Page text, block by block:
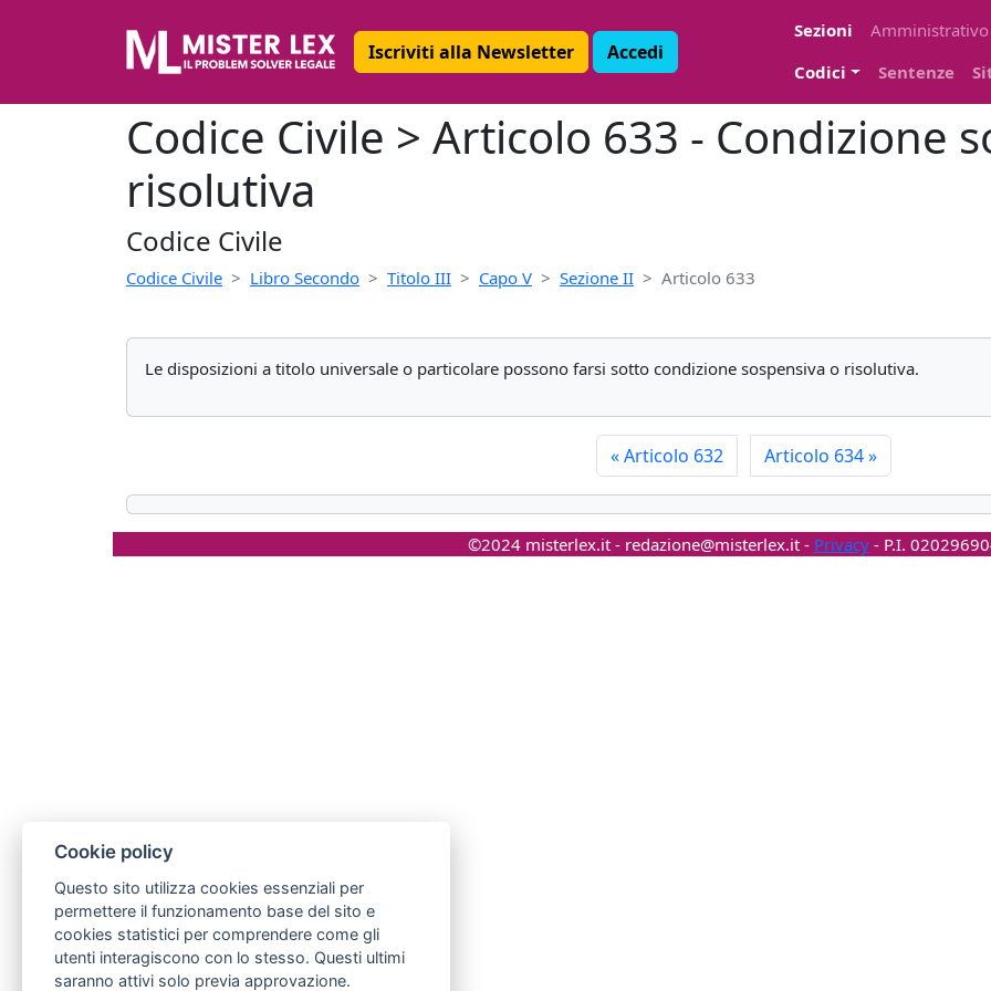
Iscriviti alla Newsletter Accedi
Sezioni
Amministrativo
Codici
Sentenze
Codice Civile > Articolo 633 - Condizione
risolutiva
Codice Civile
Codice Civile Libro Secondo Titolo III Capo V Sezione II Articolo 633
Le disposizioni a titolo universale o particolare possono farsi sotto condizione sospensiva o risolutiva.
«Articolo 632 Articolo 634»
©2024 misterlex.it - redazione@misterlex.it- Privacy- P.I.
Cookie policy
Questo sito utilizza cookies essenziali per
permettere il funzionamento base del sito e
cookies statistici per comprendere come gli
utenti interagiscono con lo stesso. Questi ultimi
saranno attivi solo previa approvazione.